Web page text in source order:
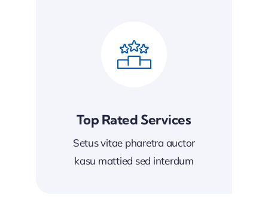
Top Rated Services
Setus vitae pharetra auctor
kasu mattied sed interdum